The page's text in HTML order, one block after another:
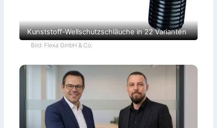
Kunststoff-Wellschutzschläuche in 22 Varianten
Bild: Flexa GmbH & Co.